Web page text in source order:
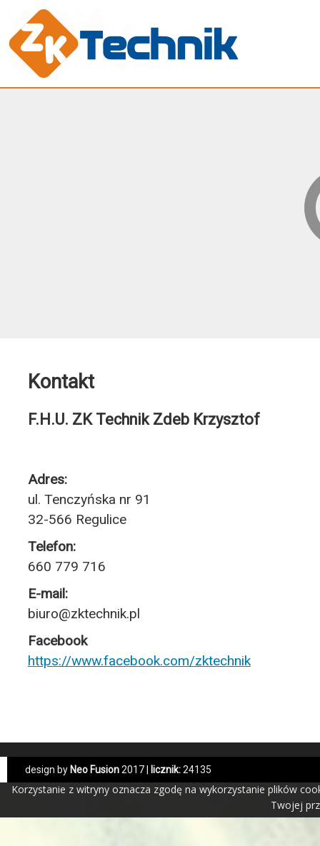
Kontakt
F.H.U. ZK Technik Zdeb Krzysztof
Adres:
ul. Tenczyńska nr 91
32-566 Regulice
Telefon:
660 779 716
E-mail:
biuro@zktechnik.pl
Facebook
https://www.facebook.com/zktechnik
design by Neo Fusion2017 | licznik:24135
Korzystanie z witryny oznacza zgodę na wykorzystanie plików
Twojej